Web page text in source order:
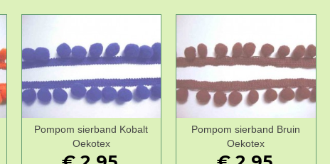
Wenslijst
Pompom sierband Kobalt
Oekotex
Wenslijst
Pompom sierband Bruin
Oekotex